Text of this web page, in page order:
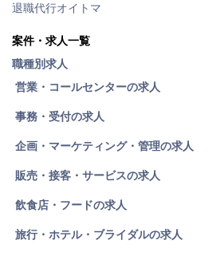
退職代行オイトマ
案件・求人一覧
職種別求人
営業・コールセンターの求人
事務・受付の求人
企画・マーケティング・管理の求人
販売・接客・サービスの求人
飲食店・フードの求人
旅行・ホテル・ブライダルの求人